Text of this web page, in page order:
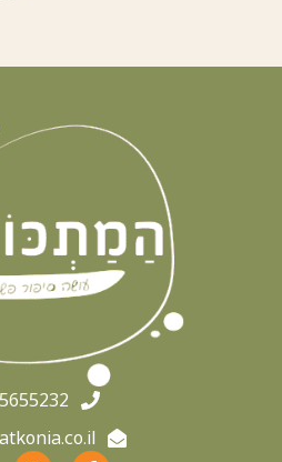
כמה חלבון ? כמה פחמימה ? איך